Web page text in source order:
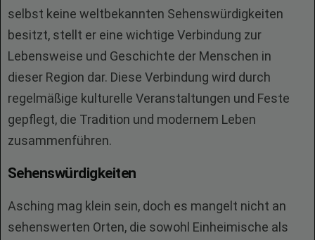
selbst keine weltbekannten Sehenswürdigkeiten
besitzt, stellt er eine wichtige Verbindung zur
Lebensweise und Geschichte der Menschen in
dieser Region dar. Diese Verbindung wird durch
regelmäßige kulturelle Veranstaltungen und Feste
gepflegt, die Tradition und modernem Leben
zusammenführen.
Sehenswürdigkeiten
Asching mag klein sein, doch es mangelt nicht an
sehenswerten Orten, die sowohl Einheimische als